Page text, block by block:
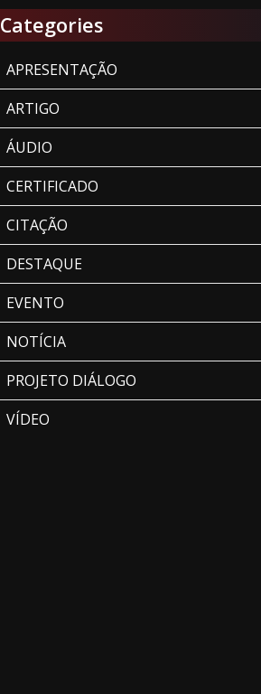
Categories
APRESENTAÇÃO
ARTIGO
ÁUDIO
CERTIFICADO
CITAÇÃO
DESTAQUE
EVENTO
NOTÍCIA
PROJETO DIÁLOGO
VÍDEO